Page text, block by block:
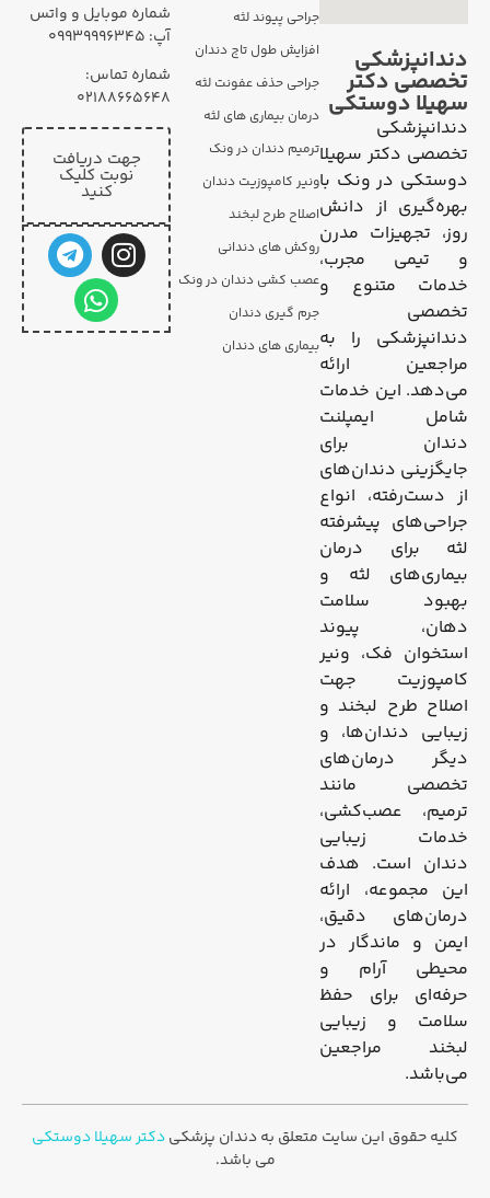
دندانپزشکی
تخصصی دکتر
سهیلا دوستکی
دندانپزشکی
تخصصی دکتر سهیلا
دوستکی در ونک با
بهره‌گیری از دانش
روز، تجهیزات مدرن
و تیمی مجرب،
خدمات متنوع و
تخصصی
دندانپزشکی را به
مراجعین ارائه
می‌دهد. این خدمات
شامل ایمپلنت
دندان برای
جایگزینی دندان‌های
از دست‌رفته، انواع
جراحی‌های پیشرفته
لثه برای درمان
بیماری‌های لثه و
بهبود سلامت
دهان، پیوند
استخوان فک، ونیر
کامپوزیت جهت
اصلاح طرح لبخند و
زیبایی دندان‌ها، و
دیگر درمان‌های
تخصصی مانند
ترمیم، عصب‌کشی،
خدمات زیبایی
دندان است. هدف
این مجموعه، ارائه
درمان‌های دقیق،
ایمن و ماندگار در
محیطی آرام و
حرفه‌ای برای حفظ
سلامت و زیبایی
لبخند مراجعین
می‌باشد.
جراحی پیوند لثه
افزایش طول تاج دندان
جراحی حذف عفونت لثه
درمان بیماری های لثه
ترمیم دندان در ونک
ونیر کامپوزیت دندان
اصلاح طرح لبخند
روکش های دندانی
عصب کشی دندان در ونک
جرم گیری دندان
بیماری های دندان
شماره موبایل و واتس
آپ: ۰۹۹۳۹۹۹۶۳۴۵
شماره تماس:
02188665648
جهت دریافت
نوبت کلیک
کنید
کلیه حقوق این سایت متعلق به دندان پزشکیدکتر سهیلا دوستکی
می باشد.